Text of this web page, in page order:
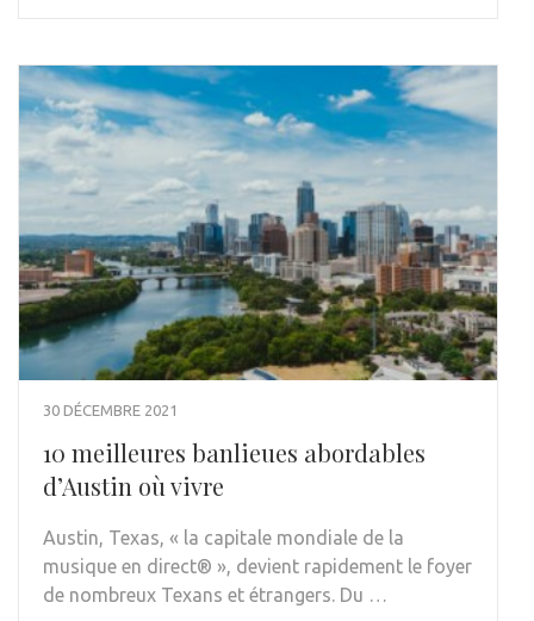
30 DÉCEMBRE 2021
10 meilleures banlieues abordables
d’Austin où vivre
Austin, Texas, « la capitale mondiale de la
musique en direct® », devient rapidement le foyer
de nombreux Texans et étrangers. Du …